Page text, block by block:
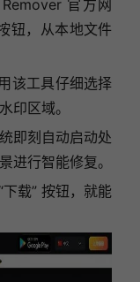
官方网
钮，从本地文件
该工具仔细选择
印区域。
即刻自动启动处
进行智能修复。
载” 按钮，就能